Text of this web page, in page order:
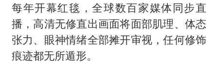
每年开幕红毯，全球数百家媒体同步直
播，高清无修直出画面将面部肌理、体态
张力、眼神情绪全部摊开审视，任何修饰
痕迹都无所遁形。